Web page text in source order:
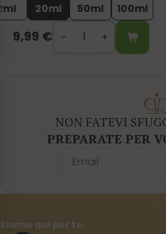
20ml 50ml 100ml
9,99 €
NON FATEVI
PREPARATE PER
Siamo qui per te: